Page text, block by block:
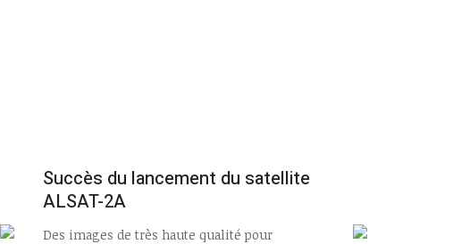
Succès du lancement du satellite
ALSAT-2A
Des images de très haute qualité pour